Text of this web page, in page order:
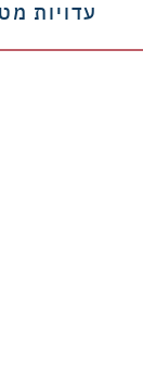
עדויות